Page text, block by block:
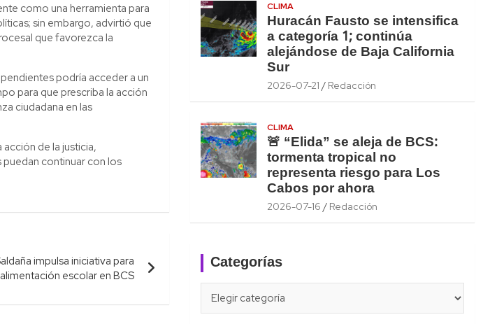
como una herramienta para
sin embargo, advirtió que
que favorezca la
podría acceder a un
para que prescriba la acción
ciudadana en las
de la justicia,
continuar con los
impulsa iniciativa para
escolar en BCS
CLIMA
Huracán Fausto se intensifica
a categoría 1; continúa
alejándose de Baja California
Sur
2026-07-21 Redacción
CLIMA
🚨 “Elida” se aleja de BCS:
tormenta tropical no
representa riesgo para Los
Cabos por ahora
2026-07-16 Redacción
Categorías